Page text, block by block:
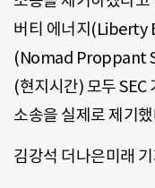
버티 에너지(Liberty
(Nomad Proppant
(현지시간) 모두
소송을 실제로 제기
김강석 더나은미래